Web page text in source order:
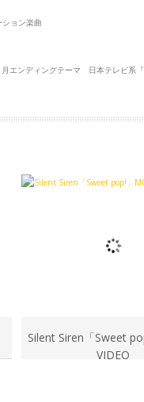
ョン楽曲
エンディングテーマ 日本テレビ系
Silent Siren「Sweet
VIDEO